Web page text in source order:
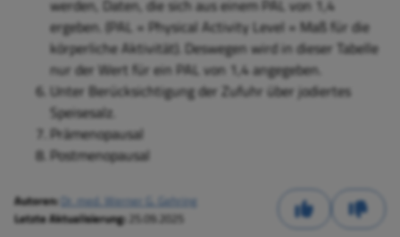
werden, Daten, die sich aus einem PAL von 1,4
ergeben. (PAL = Physical Activity Level = Maß für die
körperliche Aktivität). Deswegen wird in dieser Tabelle
nur der Wert für ein PAL von 1,4 angegeben.
Unter Berücksichtigung der Zufuhr über jodiertes
Speisesalz.
Prämenopausal
Postmenopausal
Autoren: Dr. med. Werner G. Gehring
Letzte Aktualisierung: 25.09.2025